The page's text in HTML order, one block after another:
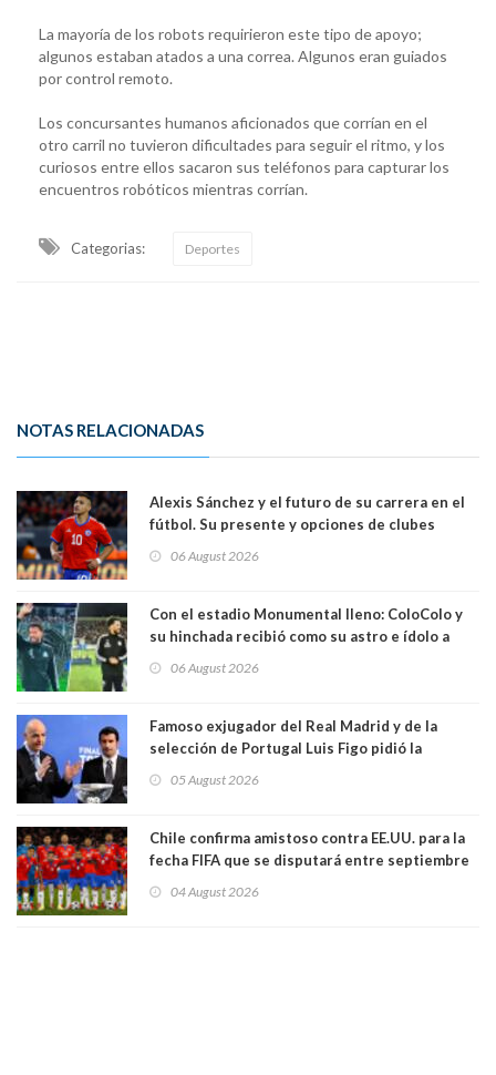
La mayoría de los robots requirieron este tipo de apoyo;
algunos estaban atados a una correa. Algunos eran guiados
por control remoto.
Los concursantes humanos aficionados que corrían en el
otro carril no tuvieron dificultades para seguir el ritmo, y los
curiosos entre ellos sacaron sus teléfonos para capturar los
encuentros robóticos mientras corrían.
Categorias: Deportes
NOTAS RELACIONADAS
Alexis Sánchez y el futuro de su carrera en el
fútbol. Su presente y opciones de clubes
06 August 2026
Con el estadio Monumental lleno: ColoColo y
su hinchada recibió como su astro e ídolo a
06 August 2026
Famoso exjugador del Real Madrid y de la
selección de Portugal Luis Figo pidió la
comportamiento más bajo y cobarde que he
05 August 2026
Chile confirma amistoso contra EE.UU. para la
fecha FIFA que se disputará entre septiembre
04 August 2026